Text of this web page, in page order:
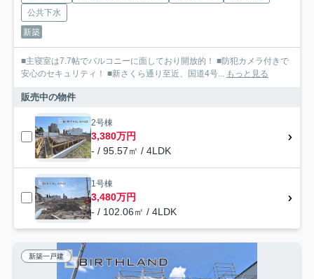
公共下水
新築
■主寝室は7.7帖でバルコニーに面しており開放的！ ■防犯カメラ付きで
安心のセキュリティ！ ■新さくら通り至近、国道4号...
もっと見る
販売中の物件
2号棟
3,380万円
- / 95.57㎡ / 4LDK
1号棟
3,480万円
- / 102.06㎡ / 4LDK
新築一戸建